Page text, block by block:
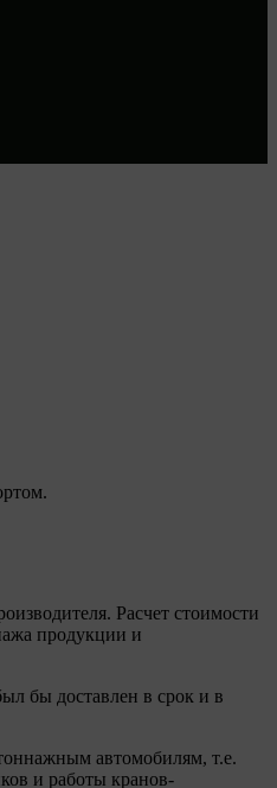
Расчет стоимости
продукции и
бы доставлен в срок и в
автомобилям, т.е.
и работы кранов-